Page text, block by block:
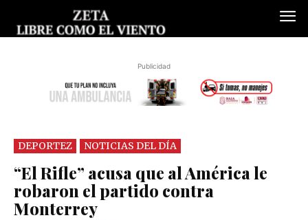
Publicidad
DEPORTEZ NOTICIAS DEL DÍA
“El Rifle” acusa que al América le
robaron el partido contra
Monterrey